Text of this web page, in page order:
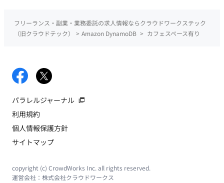
フリーランス・副業・業務委託の求人情報ならクラウドワークステック
（旧クラウドテック）
> Amazon DynamoDB > カフェスペース有り
パラレルジャーナル
利用規約
個人情報保護方針
サイトマップ
copyright (c) CrowdWorks Inc. all rights reserved.
運営会社： 株式会社クラウドワークス